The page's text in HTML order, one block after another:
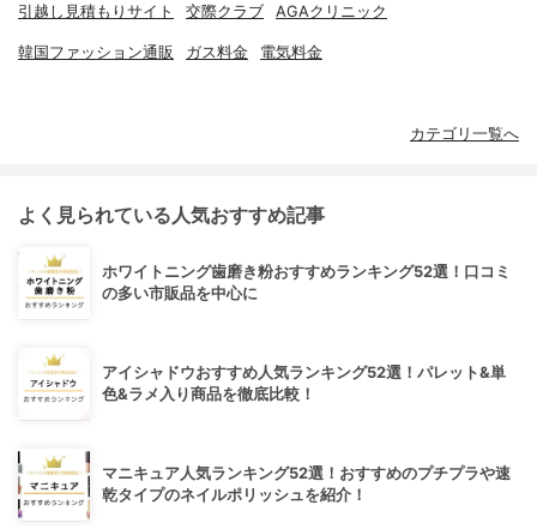
引越し見積もりサイト 交際クラブ AGAクリニック
韓国ファッション通販 ガス料金 電気料金
カテゴリ一覧へ
よく見られている人気おすすめ記事
ホワイトニング歯磨き粉おすすめランキング52選！口コミ
の多い市販品を中心に
アイシャドウおすすめ人気ランキング52選！パレット&単
色&ラメ入り商品を徹底比較！
マニキュア人気ランキング52選！おすすめのプチプラや速
乾タイプのネイルポリッシュを紹介！